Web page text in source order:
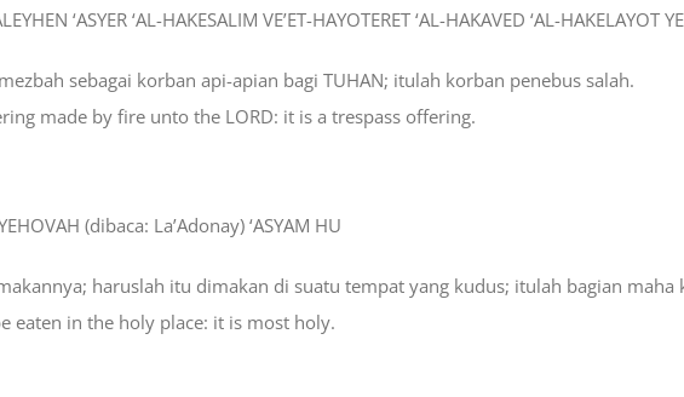
‘ASYER ‘AL-HAKESALIM VE’ET-HAYOTERET ‘AL-HAKAVED ‘AL-HAKELAYOT
sebagai korban api-apian bagi TUHAN; itulah korban penebus salah.
made by fire unto the LORD: it is a trespass offering.
(dibaca: La’Adonay) ‘ASYAM HU
haruslah itu dimakan di suatu tempat yang kudus; itulah bagian maha
eaten in the holy place: it is most holy.